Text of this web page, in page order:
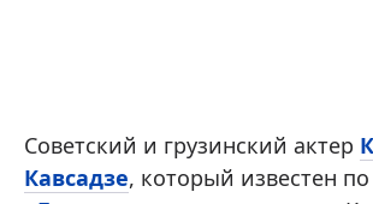
Советский и грузинский актер
Кавсадзе, который известен